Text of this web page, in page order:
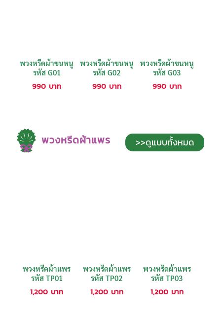
พวงหรีดผ้าขนหนู
รหัส G01
990 บาท
พวงหรีดผ้าขนหนู
รหัส G02
990 บาท
พวงหรีดผ้าขนหนู
รหัส G03
990 บาท
พวงหรีดผ้าแพร >>ดูแบบทั้งหมด
พวงหรีดผ้าแพร
รหัส TP01
1,200 บาท
พวงหรีดผ้าแพร
รหัส TP02
1,200 บาท
พวงหรีดผ้าแพร
รหัส TP03
1,200 บาท